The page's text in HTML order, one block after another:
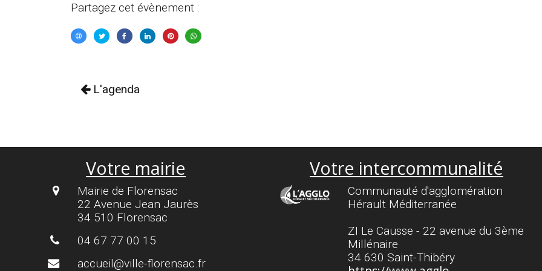
Partagez cet évènement :
L'agenda
Votre mairie
Mairie de Florensac
22 Avenue Jean Jaurès
34 510 Florensac
04 67 77 00 15
accueil@ville-florensac.fr
Votre intercommunalité
Communauté d'agglomération
Hérault Méditerranée
ZI Le Causse - 22 avenue du 3ème
Millénaire
34 630 Saint-Thibéry